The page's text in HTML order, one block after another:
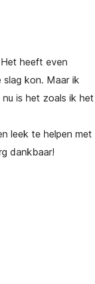
heeft even
kon. Maar ik
is het zoals ik het
leek te helpen met
dankbaar!